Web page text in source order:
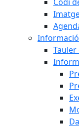
Tauler